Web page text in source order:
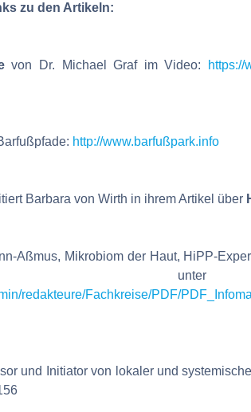
zu den Artikeln:
von Dr. Michael Graf im Video:
https://
http://www.barfußpark.info
Barbara von Wirth in ihrem Artikel über
Aßmus, Mikrobiom der Haut, HiPP-
redakteure/Fachkreise/PDF/
und Initiator von lokaler und